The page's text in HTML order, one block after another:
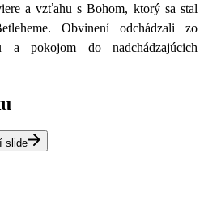
a vzťahu s Bohom, ktorý sa stal
Obvinení odchádzali zo
a pokojom do nadchádzajúcich
slide